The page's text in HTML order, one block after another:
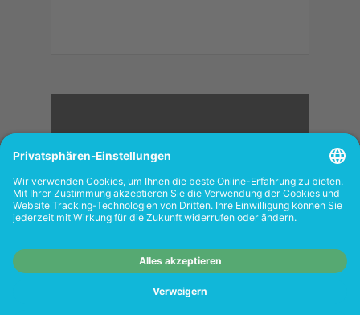
<
FOLGEN SIE UNS
Shops richtet sich nicht an Wiederverkäufer.